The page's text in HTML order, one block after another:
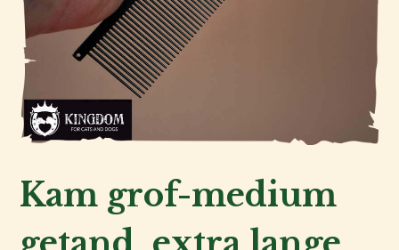
Kat
Voor
de
Kam grof-medium